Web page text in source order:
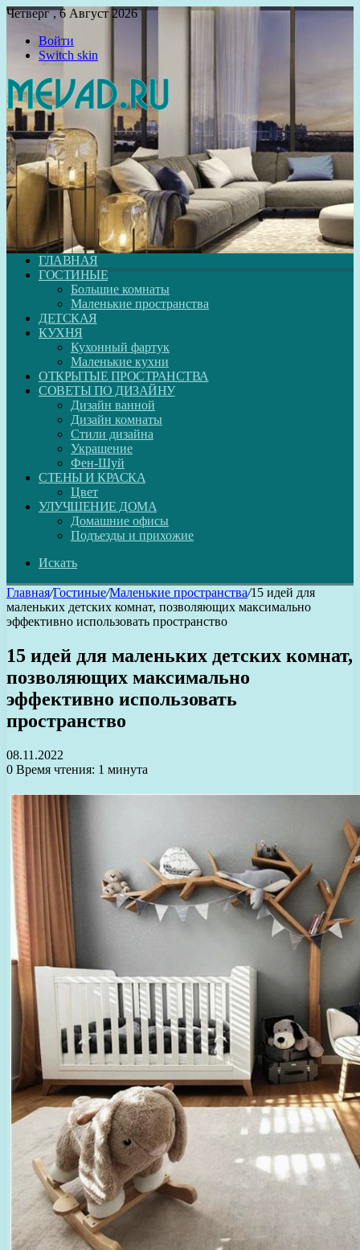
Четверг , 6 Август 2026
Войти
Switch skin
ГЛАВНАЯ
ГОСТИНЫЕ
Большие комнаты
Маленькие пространства
ДЕТСКАЯ
КУХНЯ
Кухонный фартук
Маленькие кухни
ОТКРЫТЫЕ ПРОСТРАНСТВА
СОВЕТЫ ПО ДИЗАЙНУ
Дизайн ванной
Дизайн комнаты
Стили дизайна
Украшение
Фен-Шуй
СТЕНЫ И КРАСКА
Цвет
УЛУЧШЕНИЕ ДОМА
Домашние офисы
Подъезды и прихожие
Искать
Главная/Гостиные/Маленькие пространства/15 идей для
маленьких детских комнат, позволяющих максимально
эффективно использовать пространство
15 идей для маленьких детских комнат,
позволяющих максимально
эффективно использовать
пространство
08.11.2022
0 Время чтения: 1 минута